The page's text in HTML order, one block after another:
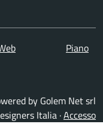
Piano
by Golem Net srl
Italia ·Accesso